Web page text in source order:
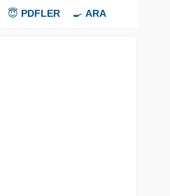
😇 PDFLER 🍳 ARA